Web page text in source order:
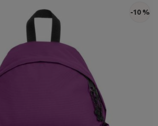
-10 %